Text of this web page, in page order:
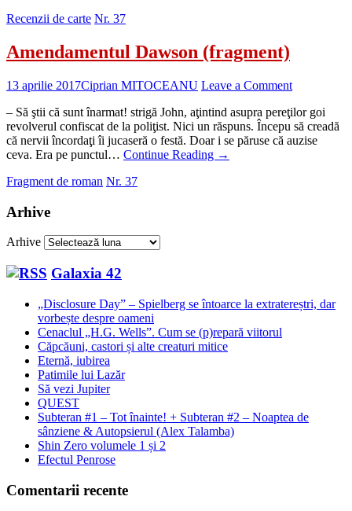
Recenzii de carte Nr. 37
Amendamentul Dawson (fragment)
13 aprilie 2017Ciprian MITOCEANU Leave a Comment
– Să ştii că sunt înarmat! strigă John, aţintind asupra pereţilor goi
revolverul confiscat de la poliţist. Nici un răspuns. Începu să creadă
că nervii încordaţi îi jucaseră o festă. Doar i se păruse că auzise
ceva. Era pe punctul… Continue Reading →
Fragment de roman Nr. 37
Arhive
Arhive
Galaxia 42
„Disclosure Day” – Spielberg se întoarce la extratereștri, dar
vorbește despre oameni
Cenaclul „H.G. Wells”. Cum se (p)repară viitorul
Căpcăuni, castori și alte creaturi mitice
Eternă, iubirea
Patimile lui Lazăr
Să vezi Jupiter
QUEST
Subteran #1 – Tot înainte! + Subteran #2 – Noaptea de
sânziene & Autopsierul (Alex Talamba)
Shin Zero volumele 1 și 2
Efectul Penrose
Comentarii recente